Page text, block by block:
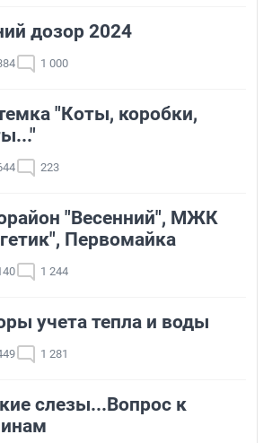
дозор 2024
1 000
"Коты, коробки,
223
"Весенний", МЖК
Первомайка
1 244
учета тепла и воды
1 281
слезы...Вопрос к